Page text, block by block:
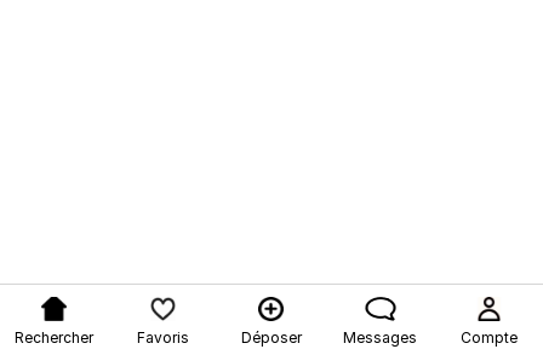
Rechercher Favoris Déposer Messages Compte